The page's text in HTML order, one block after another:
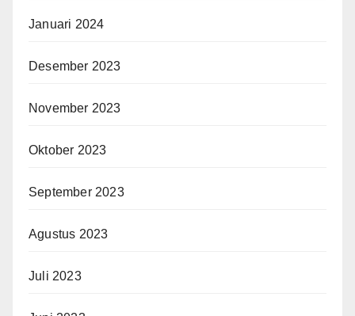
Januari 2024
Desember 2023
November 2023
Oktober 2023
September 2023
Agustus 2023
Juli 2023